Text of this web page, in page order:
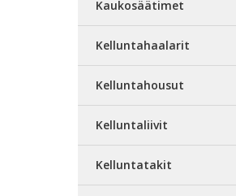
Kaukosäätimet
Kelluntahaalarit
Kelluntahousut
Kelluntaliivit
Kelluntatakit